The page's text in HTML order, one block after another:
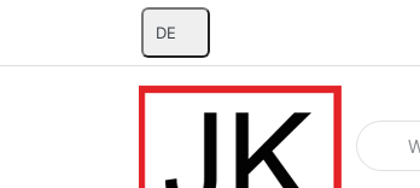
DE
Geben